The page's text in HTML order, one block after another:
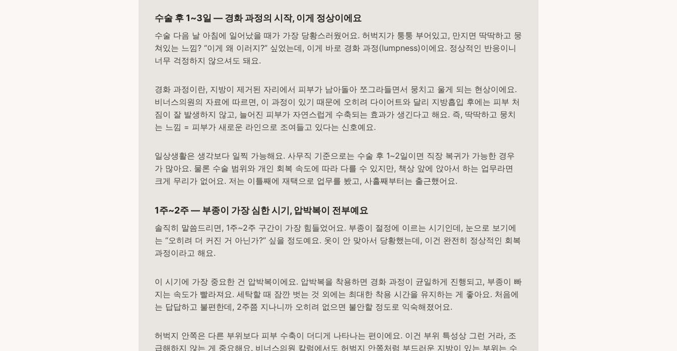
수술 후 1~3일 — 경화 과정의 시작, 이게 정상이에요
수술 다음 날 아침에 일어났을 때가 가장 당황스러웠어요. 허벅지가 퉁퉁 부어있고, 만지면 딱딱하고 뭉
쳐있는 느낌? “이게 왜 이러지?” 싶었는데, 이게 바로 경화 과정(lumpness)이에요. 정상적인 반응이니
너무 걱정하지 않으셔도 돼요.
경화 과정이란, 지방이 제거된 자리에서 피부가 남아돌아 쪼그라들면서 뭉치고 울게 되는 현상이에요.
비너스의원의 자료에 따르면, 이 과정이 있기 때문에 오히려 다이어트와 달리 지방흡입 후에는 피부 처
짐이 잘 발생하지 않고, 늘어진 피부가 자연스럽게 수축되는 효과가 생긴다고 해요. 즉, 딱딱하고 뭉치
는 느낌 = 피부가 새로운 라인으로 조여들고 있다는 신호예요.
일상생활은 생각보다 일찍 가능해요. 사무직 기준으로는 수술 후 1~2일이면 직장 복귀가 가능한 경우
가 많아요. 물론 수술 범위와 개인 회복 속도에 따라 다를 수 있지만, 책상 앞에 앉아서 하는 업무라면
크게 무리가 없어요. 저는 이틀째에 재택으로 업무를 봤고, 사흘째부터는 출근했어요.
1주~2주 — 부종이 가장 심한 시기, 압박복이 전부예요
솔직히 말씀드리면, 1주~2주 구간이 가장 힘들었어요. 부종이 절정에 이르는 시기인데, 눈으로 보기에
는 “오히려 더 커진 거 아닌가?” 싶을 정도예요. 옷이 안 맞아서 당황했는데, 이건 완전히 정상적인 회복
과정이라고 해요.
이 시기에 가장 중요한 건 압박복이에요. 압박복을 착용하면 경화 과정이 균일하게 진행되고, 부종이 빠
지는 속도가 빨라져요. 세탁할 때 잠깐 벗는 것 외에는 최대한 착용 시간을 유지하는 게 좋아요. 처음에
는 답답하고 불편한데, 2주쯤 지나니까 오히려 없으면 불안할 정도로 익숙해졌어요.
허벅지 안쪽은 다른 부위보다 피부 수축이 더디게 나타나는 편이에요. 이건 부위 특성상 그런 거라, 조
급해하지 않는 게 중요해요. 비너스의원 칼럼에서도 허벅지 안쪽처럼 부드러운 지방이 있는 부위는 수